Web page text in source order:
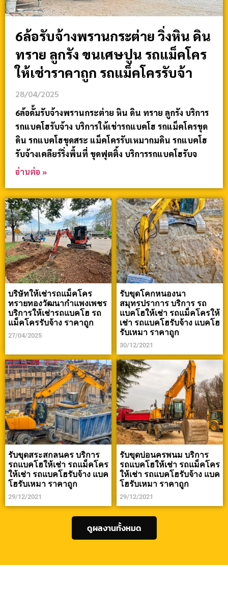
6ล้อรับจ้างพรานกระต่าย วิ่งหิน ดิน
ทราย ลูกรัง ขนเศษปูน รถแม็คโคร
ให้เช่าราคาถูก รถแม็คโครรับจ้า
28/04/2025
6ล้อดั้มรับจ้างพรานกระต่าย หิน ดิน ทราย ลูกรัง บริการ
รถแบคโฮรับจ้าง บริการให้เช่ารถแบคโฮ รถแม็คโครขุด
ดิน รถแบคโฮขุดสระ แม็คโครรับเหมาถมดิน รถแบคโฮ
รับจ้างเคลียร์ริ่งพื้นที่ ขุดฟุตติ้ง บริการรถแบคโฮรับจ
อ่านต่อ »
บริษัทให้เช่ารถแม็คโคร
ทรายทองวัฒนากำแพงเพชร
บริการให้เช่ารถแบคโฮ รถ
แม็คโครรับจ้าง ราคาถูก
27/04/2025
รับขุดโคกหนองนา
สมุทรปราการ บริการ รถ
แบคโฮให้เช่า รถแม็คโครให้
เช่า รถแบคโฮรับจ้าง แบคโฮ
รับเหมา ราคาถูก
30/12/2021
รับขุดสระสกลนคร บริการ
รถแบคโฮให้เช่า รถแม็คโคร
ให้เช่า รถแบคโฮรับจ้าง แบค
โฮรับเหมา ราคาถูก
29/12/2021
รับขุดบ่อนครพนม บริการ
รถแบคโฮให้เช่า รถแม็คโคร
ให้เช่า รถแบคโฮรับจ้าง แบค
โฮรับเหมา ราคาถูก
29/12/2021
ดูผลงานทั้งหมด